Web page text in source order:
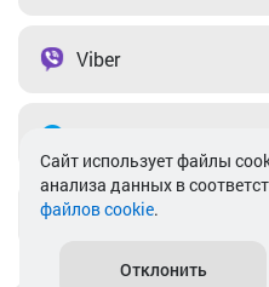
Viber
info@akkamulik.by
Cайт использует файлы
анализа данных в
файлов cookie.
Отклонить